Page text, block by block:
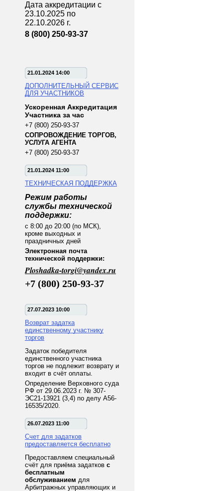
Дата аккредитации с
23.10.2025 по
22.10.2026 г.
8 (800) 250-93-37
21.01.2024 14:00
ДОПОЛНИТЕЛЬНЫЙ СЕРВИС
ДЛЯ УЧАСТНИКОВ
Ускоренная Аккредитация
Участника за час
+7 (800) 250-93-37
СОПРОВОЖДЕНИЕ ТОРГОВ,
УСЛУГА АГЕНТА
+7 (800) 250-93-37
21.01.2024 11:00
ТЕХНИЧЕСКАЯ ПОДДЕРЖКА
Режим работы
службы технической
поддержки:
с 8:00 до 20:00 (по МСК),
кроме выходных и
праздничных дней
Электронная почта
технической поддержки:
Ploshadka-torgi@yandex.ru
+7 (800) 250-93-37
27.07.2023 10:00
Возврат задатка
единственному участнику
торгов
Задаток победителя
единственного участника
торгов не подлежит возврату и
входит в счёт оплаты.
Определение Верховного суда
РФ от 29.06.2023 г. № 307-
ЭС21-13921 (3,4) по делу А56-
16535/2020.
26.07.2023 11:00
Счет для задатков
предоставляется бесплатно
Предоставляем специальный
счёт для приёма задатков с
бесплатным
обслуживанием для
Арбитражных управляющих и